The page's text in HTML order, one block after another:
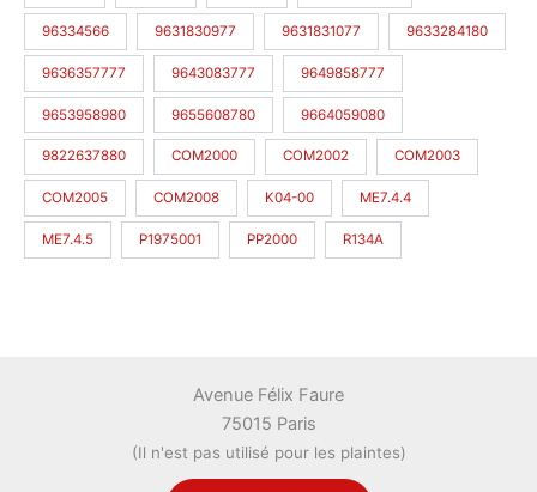
96334566 9631830977 9631831077 9633284180
9636357777 9643083777 9649858777
9653958980 9655608780 9664059080
9822637880 COM2000 COM2002 COM2003
COM2005 COM2008 K04-00 ME7.4.4
ME7.4.5 P1975001 PP2000 R134A
Avenue Félix Faure
75015 Paris
(Il n'est pas utilisé pour les plaintes)